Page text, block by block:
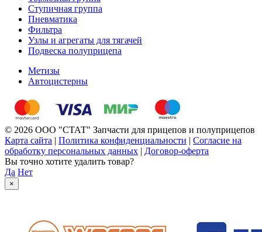
Ступичная группа
Пневматика
Фильтра
Узлы и агрегаты для тягачей
Подвеска полуприцепа
Метизы
Автоцистерны
© 2026 ООО "СТАТ" Запчасти для прицепов и полуприцепов
Карта сайта | Политика конфиденциальности | Согласие на
обработку персональных данных | Договор-оферта
Вы точно хотите удалить товар?
Да Нет
×